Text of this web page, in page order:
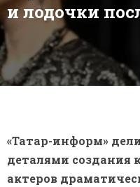
и лодочки
«Татар-информ»
деталями создания
актеров